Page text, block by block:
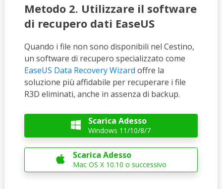
Metodo 2. Utilizzare il software
di recupero dati EaseUS
Quando i file non sono disponibili nel Cestino,
un software di recupero specializzato come
EaseUS Data Recovery Wizard offre la
soluzione più affidabile per recuperare i file
R3D eliminati, anche in assenza di backup.
 Scarica Adesso
Windows 11/10/8/7
 Scarica Adesso
Mac OS X 10.10 o successivo